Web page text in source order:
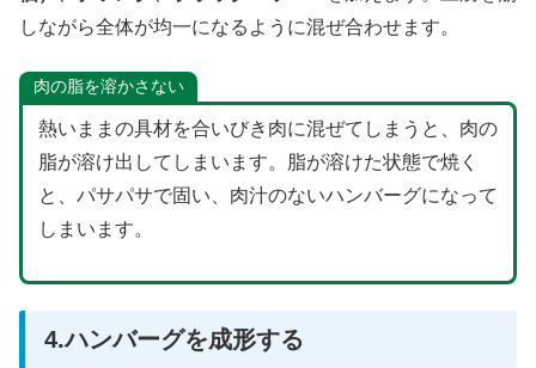
しながら全体が均一になるように混ぜ合わせます。
肉の脂を溶かさない
熱いままの具材を合いびき肉に混ぜてしまうと、肉の
脂が溶け出してしまいます。脂が溶けた状態で焼く
と、パサパサで固い、肉汁のないハンバーグになって
しまいます。
4.ハンバーグを成形する